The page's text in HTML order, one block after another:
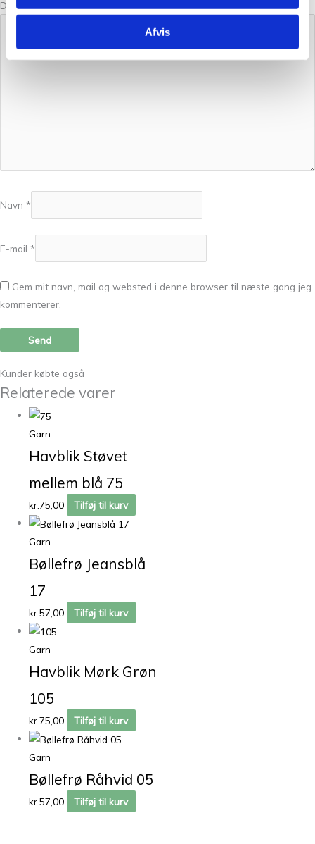
Afvis
Din anmeldelse
Navn *
E-mail *
Gem mit navn, mail og websted i denne browser til næste gang jeg
kommenterer.
Kunder købte også
Relaterede varer
Garn
Havblik Støvet
mellem blå 75
kr.75,00 Tilføj til kurv
Garn
Bøllefrø Jeansblå
17
kr.57,00 Tilføj til kurv
Garn
Havblik Mørk Grøn
105
kr.75,00 Tilføj til kurv
Garn
Bøllefrø Råhvid 05
kr.57,00 Tilføj til kurv